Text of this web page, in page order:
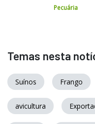
Pecuária
Temas nesta
Suínos Frango
avicultura